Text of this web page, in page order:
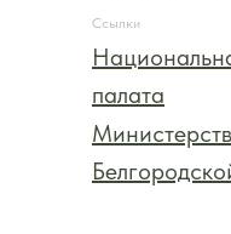
Ссылки
палата